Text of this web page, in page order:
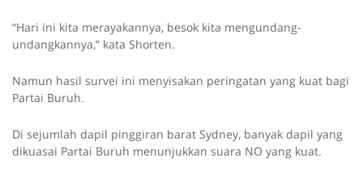
a
y
p
l
y
t
e
n
“Hari ini kita merayakannya, besok kita mengundang-
undangkannya,” kata Shorten.
Namun hasil survei ini menyisakan peringatan yang kuat bagi
Partai Buruh.
Di sejumlah dapil pinggiran barat Sydney, banyak dapil yang
dikuasai Partai Buruh menunjukkan suara NO yang kuat.